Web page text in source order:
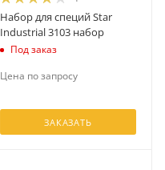
Набор для специй Star
Industrial 3103 набор
Под заказ
Цена по запросу
ЗАКАЗАТЬ